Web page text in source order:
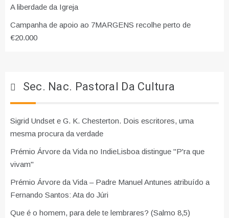
A liberdade da Igreja
Campanha de apoio ao 7MARGENS recolhe perto de
€20.000
Sec. Nac. Pastoral Da Cultura
Sigrid Undset e G. K. Chesterton. Dois escritores, uma
mesma procura da verdade
Prémio Árvore da Vida no IndieLisboa distingue "P'ra que
vivam"
Prémio Árvore da Vida – Padre Manuel Antunes atribuído a
Fernando Santos: Ata do Júri
Que é o homem, para dele te lembrares? (Salmo 8,5)